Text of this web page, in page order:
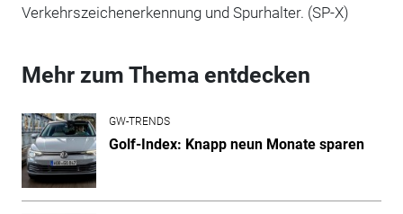
Verkehrszeichenerkennung und Spurhalter. (SP-X)
Mehr zum Thema entdecken
GW-TRENDS
Golf-Index: Knapp neun Monate sparen